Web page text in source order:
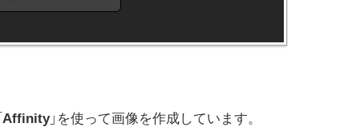
Affinity」を使って画像を作成しています。